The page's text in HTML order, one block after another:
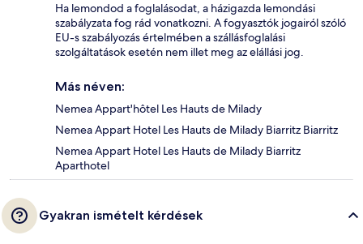
Ha lemondod a foglalásodat, a házigazda lemondási
szabályzata fog rád vonatkozni. A fogyasztók jogairól szóló
EU-s szabályozás értelmében a szállásfoglalási
szolgáltatások esetén nem illet meg az elállási jog.
Más néven:
Nemea Appart'hôtel Les Hauts de Milady
Nemea Appart Hotel Les Hauts de Milady Biarritz Biarritz
Nemea Appart Hotel Les Hauts de Milady Biarritz
Aparthotel
Gyakran ismételt kérdések